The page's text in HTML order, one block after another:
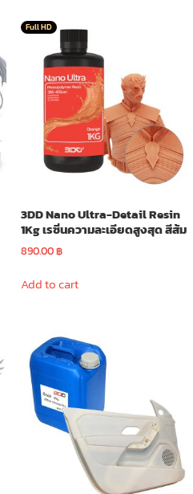
Full HD
3DD Nano Ultra-Detail Resin
1Kg เรซิ่นความละเอียดสูงสุด สีส้ม
890.00฿
Add to cart